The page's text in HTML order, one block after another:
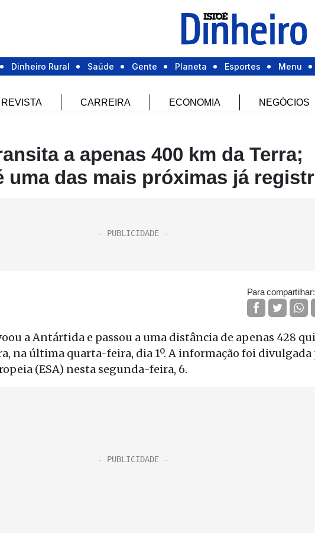
Dinheiro Rural Saúde Gente Planeta Esportes Menu
REVISTA CARREIRA ECONOMIA NEGÓCIOS
a apenas 400 km da Terra;
uma das mais próximas já
Para compartilhar:
a Antártida e passou a uma distância de apenas 428
na última quarta-feira, dia 1º. A informação foi divulgada
(ESA) nesta segunda-feira, 6.